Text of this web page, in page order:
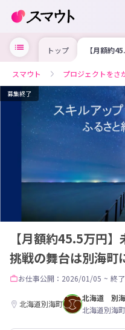
トップ 【月額約
円】未来を
舞台は別海
る
スマウト プロジェクトをさ
募集終了
【月額約45.5万円
挑戦の舞台は別海町
お仕事公開：2026/01/05 ~ 終
北海道別海町
北海道 別
北海道別海町